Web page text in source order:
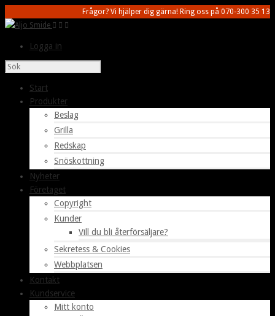
Frågor? Vi hjälper dig gärna! Ring oss på 070-300 35 13
Logga in
Start
Produkter
Beslag
Grilla
Redskap
Snöskottning
Nyheter
Företaget
Copyright
Kunder
Vill du bli återförsäljare?
Sekretess & Cookies
Webbplatsen
Kontakt
Kundservice
Mitt konto